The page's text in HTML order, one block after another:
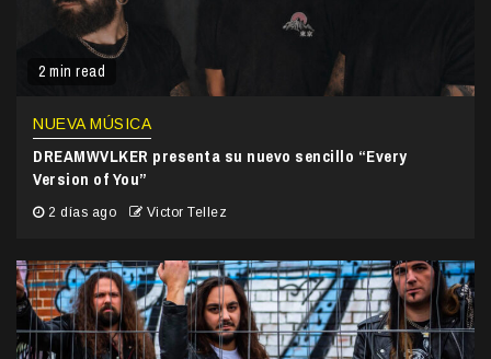
2 min read
NUEVA MÚSICA
DREAMWVLKER presenta su nuevo sencillo “Every
Version of You”
2 días ago Victor Tellez